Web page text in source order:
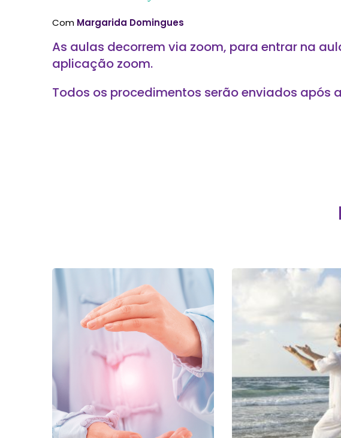
Com Margarida Domingues
As aulas decorrem via zoom, para entrar na
aplicação zoom.
Todos os procedimentos serão enviados após